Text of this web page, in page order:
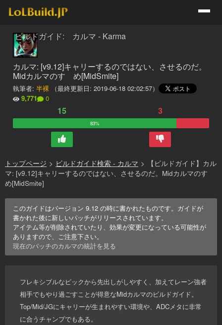
ビルドガイド: カルマ - Karma
カルマ: [v9.12]キャリーするのではない、させるのだ。
Midカルマのすゝめ[MidSmite]
執筆者: 半裸 （最終更新日: 2019-06-18 02:02:57）
9,771
0
15 3
83%
トップページ > ビルドガイド検索 - カルマ >
【ビルドガイド】カル
マ: [v9.12]キャリーするのではない、させるのだ。Midカルマのすゝ
め[MidSmite]
このガイドはバージョン9.12 の時に書かれたものです。ガイドが
書かれた後に新しいパッチがリリースされています。
アイテム等が削除されていたり、効果が変更になっている可能性が
ありますので、ご注意下さい。
現在のパッチのカルマの統計を見る
フレキシブルなピックから先出しがしやすく、加えてレーン強者
相手でもやり過ごすことが得意なMidカルマのビルドガイド。
Top/Mid/JGにキャリーが生まれやすい環境や、ADCメタに非常
に合うチャンプでもある。